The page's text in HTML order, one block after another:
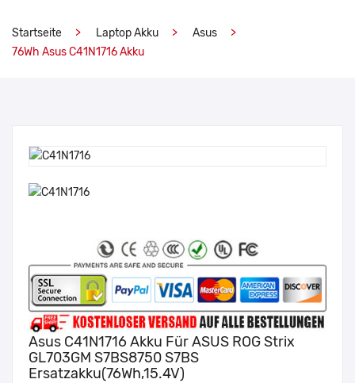
Startseite Laptop Akku
Asus
76Wh Asus C41N1716 Akku
Asus C41N1716 Akku Für ASUS ROG Strix
GL703GM S7BS8750 S7BS
Ersatzakku(76Wh,15.4V)